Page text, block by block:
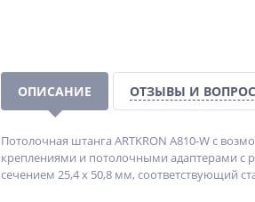
ОПИСАНИЕ ОТЗЫВЫ И
Потолочная штанга ARTKRON A810-W с
креплениями и потолочными адаптерами c
сечением 25,4 х 50,8 мм, соответствующий